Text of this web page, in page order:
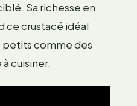
Sa richesse en
ce crustacé idéal
petits comme des
cuisiner.